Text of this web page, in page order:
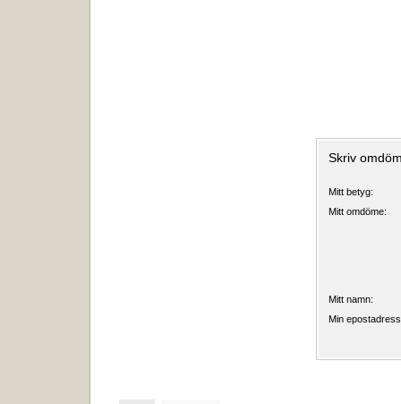
Skriv
Mitt betyg:
Mitt omdöme:
Mitt namn:
Min